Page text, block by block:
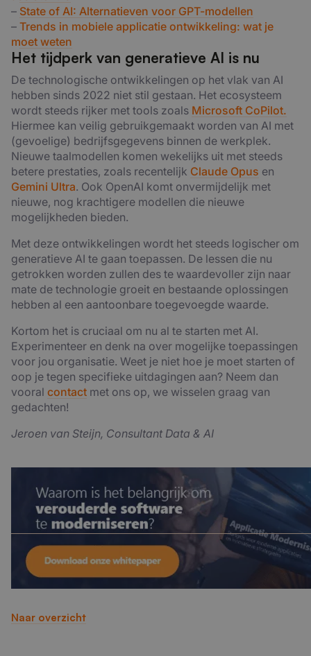
– State of AI: Alternatieven voor GPT-modellen
– Trends in mobiele applicatie ontwikkeling: wat je
moet weten
Het tijdperk van generatieve AI is nu
De technologische ontwikkelingen op het vlak van AI
hebben sinds 2022 niet stil gestaan. Het ecosysteem
wordt steeds rijker met tools zoals Microsoft CoPilot.
Hiermee kan veilig gebruikgemaakt worden van AI met
(gevoelige) bedrijfsgegevens binnen de werkplek.
Nieuwe taalmodellen komen wekelijks uit met steeds
betere prestaties, zoals recentelijk Claude Opus en
Gemini Ultra. Ook OpenAI komt onvermijdelijk met
nieuwe, nog krachtigere modellen die nieuwe
mogelijkheden bieden.
Met deze ontwikkelingen wordt het steeds logischer om
generatieve AI te gaan toepassen. De lessen die nu
getrokken worden zullen des te waardevoller zijn naar
mate de technologie groeit en bestaande oplossingen
hebben al een aantoonbare toegevoegde waarde.
Kortom het is cruciaal om nu al te starten met AI.
Experimenteer en denk na over mogelijke toepassingen
voor jou organisatie. Weet je niet hoe je moet starten of
oop je tegen specifieke uitdagingen aan? Neem dan
vooral contact met ons op, we wisselen graag van
gedachten!
Jeroen van Steijn, Consultant Data & AI
Naar overzicht